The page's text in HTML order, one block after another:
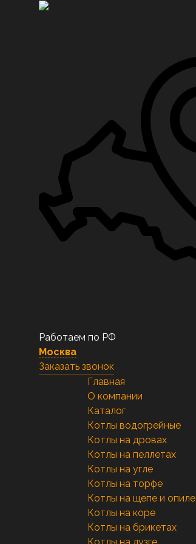
Работаем по РФ
Москва
Заказать звонок
Главная
О компании
Каталог
Котлы водогрейные
Котлы на дровах
Котлы на пеллетах
Котлы на угле
Котлы на торфе
Котлы на щепе и опиле
Котлы на коре
Котлы на брикетах